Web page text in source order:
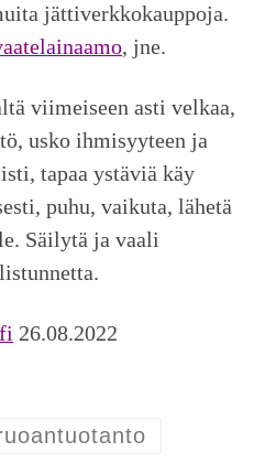
jättiverkkokauppoja.
, jne.
viimeiseen asti velkaa,
usko ihmisyyteen ja
tapaa ystäviä käy
puhu, vaikuta, lähetä
Säilytä ja vaali
26.08.2022